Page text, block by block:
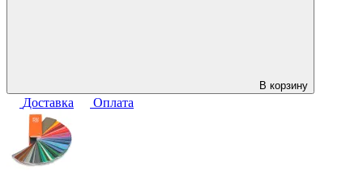
В корзину
Доставка Оплата